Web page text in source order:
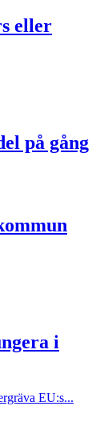
eller
på gång
i
EU:s...